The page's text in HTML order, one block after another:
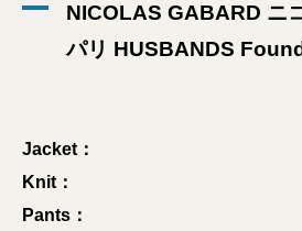
NICOLAS GABARD ニ
パリ HUSBANDS
Jacket：
Knit：
Pants：